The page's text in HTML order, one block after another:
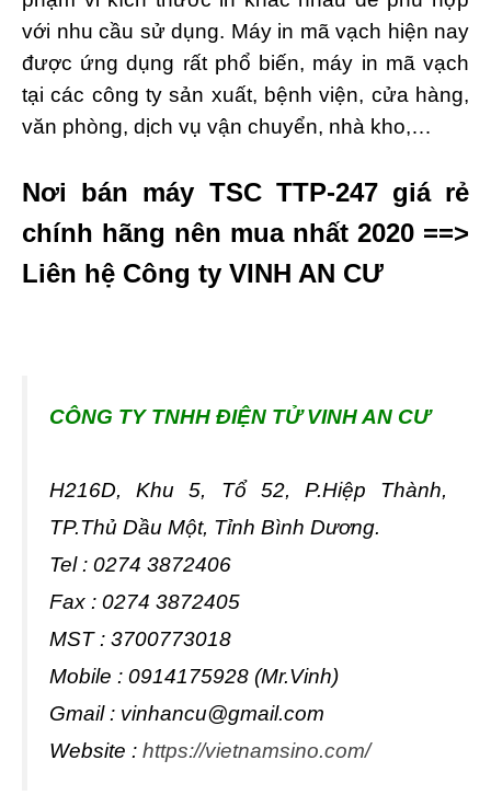
với nhu cầu sử dụng. Máy in mã vạch hiện nay
được ứng dụng rất phổ biến, máy in mã vạch
tại các công ty sản xuất, bệnh viện, cửa hàng,
văn phòng, dịch vụ vận chuyển, nhà kho,…
Nơi bán máy TSC TTP-247 giá rẻ
chính hãng nên mua nhất 2020 ==>
Liên hệ Công ty VINH AN CƯ
CÔNG TY TNHH ĐIỆN TỬ VINH AN CƯ
H216D, Khu 5, Tổ 52, P.Hiệp Thành,
TP.Thủ Dầu Một, Tỉnh Bình Dương.
Tel : 0274 3872406
Fax : 0274 3872405
MST : 3700773018
Mobile : 0914175928 (Mr.Vinh)
Gmail : vinhancu@gmail.com
Website : https://vietnamsino.com/